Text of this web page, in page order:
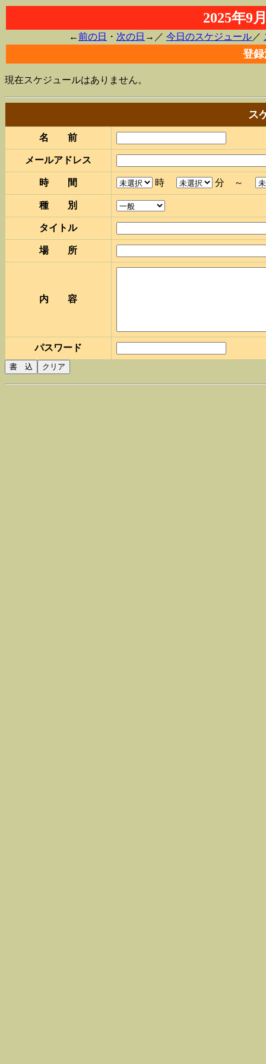
2025年9
←前の日 ・ 次の日 →／ 今日のスケジュール ／
登
現在スケジュールはありません。
ス
名 前
メールアドレス
時 間 時 分 ～
種 別
タイトル
場 所
内 容
パスワード